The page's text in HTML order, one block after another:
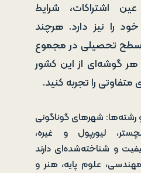
اشتراکات، شرایط
را نیز دارد. هرچند
تحصیلی در مجموع
هر گوشه‌ای از این کشور
را تجربه کنید.
رشته‌ها: شهرهای گوناگونی
لیورپول و غیره،
و شناخته‌شده‌ای دارند
علوم پایه، هنر و